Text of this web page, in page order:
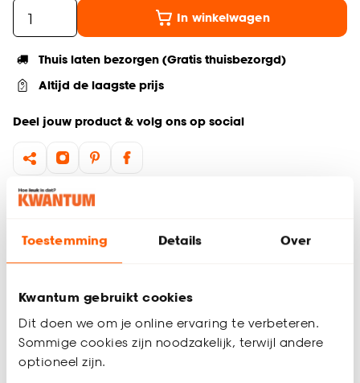
Toestemming Details Over
Kwantum gebruikt cookies
Dit doen we om je online ervaring te verbeteren.
Sommige cookies zijn noodzakelijk, terwijl andere
optioneel zijn.
In winkelwagen
Thuis laten bezorgen (Gratis thuisbezorgd)
Altijd de laagste prijs
Deel jouw product & volg ons op social
Hulp nodig? Wij regelen het voor je!
Ga terug naar het hoofdproduct
Productomschrijving
Wil je zeker weten dat deze vloer bij de rest van jouw
interieur past? Bestel vrijblijvend één of meerdere kleurstalen
en bekijk of vergelijk eenvoudig welke vloer jouw favoriet is.
Zo ben je 100% zeker van de juiste keuze. De kleurstalen